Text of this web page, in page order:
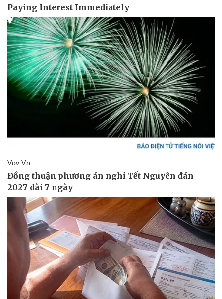
Sân khấu - Điện ảnh
Văn học
Âm nhạc
Di sản
Giải trí
Thời trang